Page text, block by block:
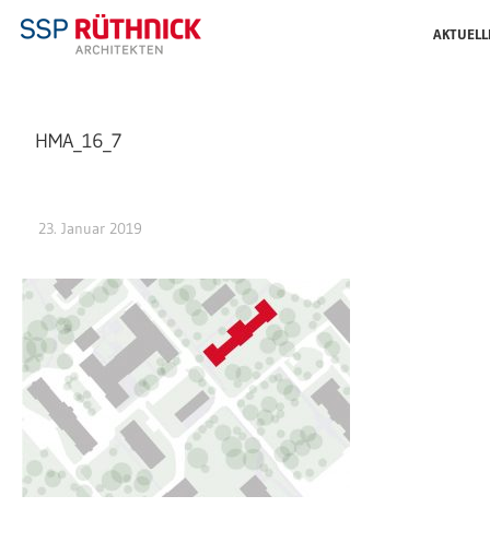
HMA_16_7
23. Januar 2019